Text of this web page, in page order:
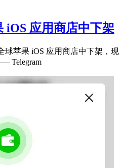
iOS 应用商店中下架
球苹果 iOS 应用商店中下架，现
Telegram